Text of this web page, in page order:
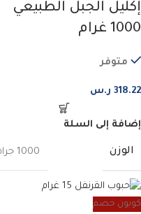
إكليل الجبل الطبيعي
1000 غرام
متوفر
318.22 ر.س
إضافة إلى السلة
الوزن 1000 جرام
كوبون خصم